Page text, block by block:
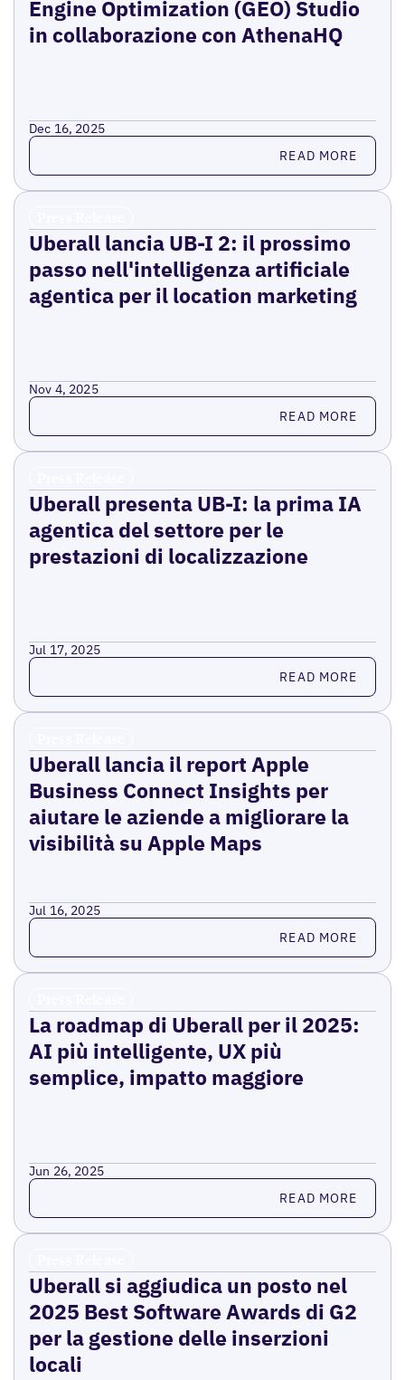
Engine Optimization (GEO) Studio
in collaborazione con AthenaHQ
Dec 16, 2025
Read more READ MORE
Uberall lancia UB-I 2: il prossimo
passo nell'intelligenza artificiale
agentica per il location marketing
Nov 4, 2025
Read more READ MORE
Uberall presenta UB-I: la prima IA
agentica del settore per le
prestazioni di localizzazione
Jul 17, 2025
Read more READ MORE
Uberall lancia il report Apple
Business Connect Insights per
aiutare le aziende a migliorare la
visibilità su Apple Maps
Jul 16, 2025
Read more READ MORE
La roadmap di Uberall per il 2025:
AI più intelligente, UX più
semplice, impatto maggiore
Jun 26, 2025
Read more READ MORE
Uberall si aggiudica un posto nel
2025 Best Software Awards di G2
per la gestione delle inserzioni
locali